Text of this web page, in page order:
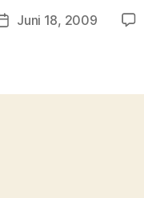
Veröffentlichungsdatum
Juni 18, 2009